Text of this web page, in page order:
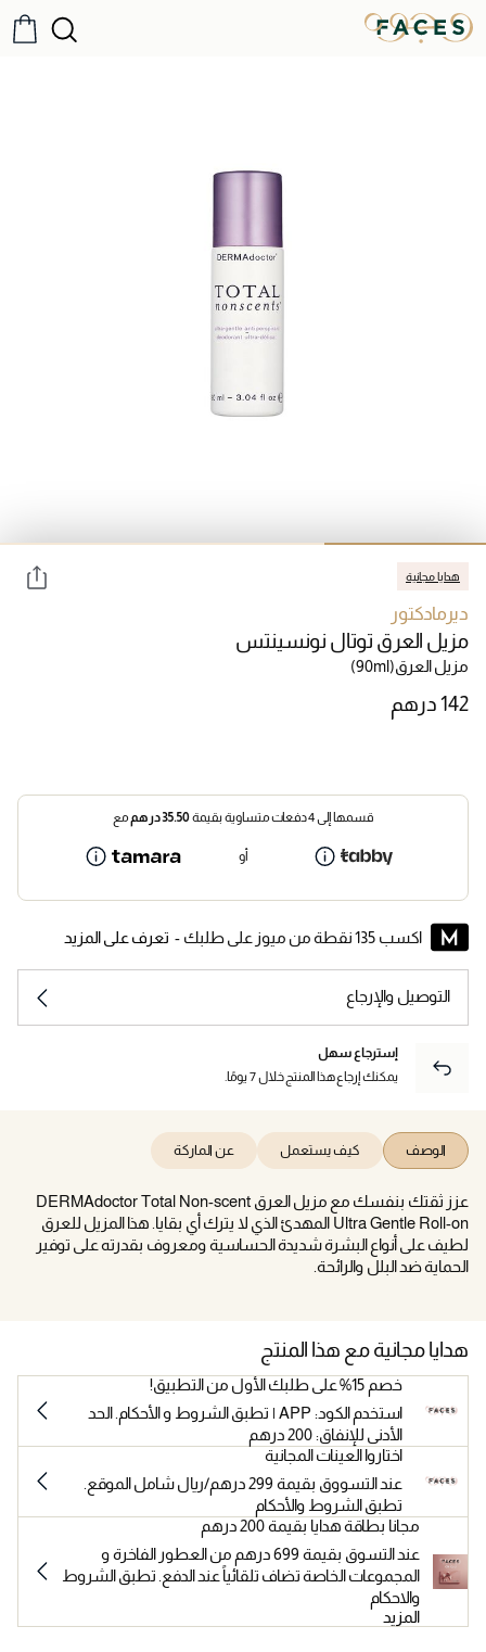
هدايا مجانية
ديرمادكتور
مزيل العرق توتال نونسينتس
مزيل العرق(90ml)
قسمها إلى 4 دفعات متساوية بقيمة 35.50درهممع
أو
اكسب 135 نقطة من ميوز على طلبك - تعرف على المزيد
التوصيل والإرجاع
إسترجاع سهل
يمكنك إرجاع هذا المنتج خلال 7 يومًا.
الوصف كيف يستعمل عن الماركة
عزز ثقتك بنفسك مع مزيل العرق DERMAdoctor Total Non-scent
Ultra Gentle Roll-on المهدئ الذي لا يترك أي بقايا. هذا المزيل للعرق
لطيف على أنواع البشرة شديدة الحساسية ومعروف بقدرته على توفير
الحماية ضد البلل والرائحة.
هدايا مجانية مع هذا المنتج
خصم 15% على طلبك الأول من التطبيق!
استخدم الكود: APP | تطبق الشروط و الأحكام. الحد
الأدنى للإنفاق: 200 درهم
اختاروا العينات المجانية
عند التسووق بقيمة 299 درهم/ريال شامل الموقع.
تطبق الشروط والأحكام
مجانا بطاقة هدايا بقيمة 200 درهم
عند التسوق بقيمة 699 درهم من العطور الفاخرة و
المجموعات الخاصة تضاف تلقائياً عند الدفع. تطبق الشروط
والاحكام
المزيد